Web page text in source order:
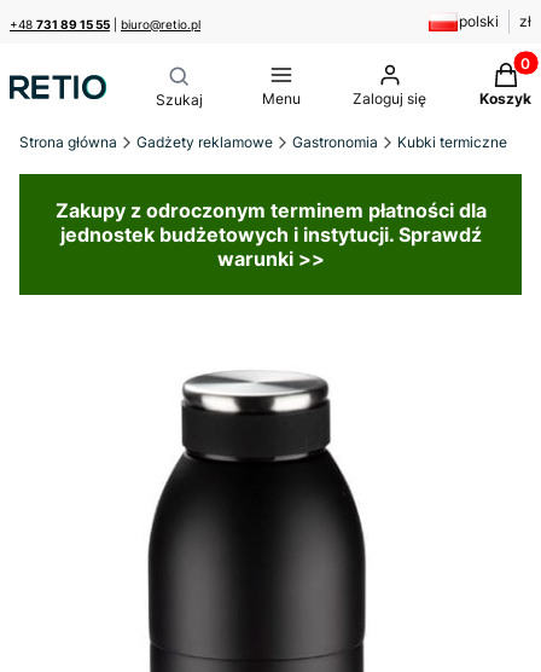
+48 731 89 15 55 biuro@retio.pl polski zł
Menu Zaloguj się Koszyk
Strona główna Gadżety reklamowe Gastronomia Kubki termiczne
Zakupy z odroczonym terminem płatności dla
jednostek budżetowych i instytucji. Sprawdź
warunki >>